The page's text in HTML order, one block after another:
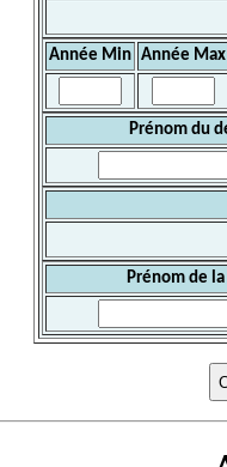
Année Min Année Max
Prénom du
Prénom de